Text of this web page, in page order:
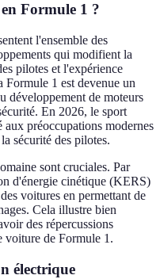
Formule 1 ?
l'ensemble des
qui modifient la
pilotes et l'expérience
Formule 1 est devenue un
développement de moteurs
En 2026, le sport
préoccupations modernes
sécurité des pilotes.
sont cruciales. Par
d'énergie cinétique (KERS)
voitures en permettant de
Cela illustre bien
des répercussions
voiture de Formule 1.
électrique